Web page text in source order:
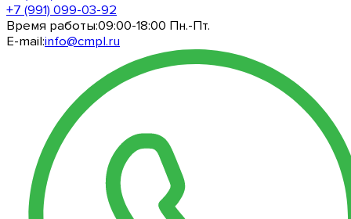
+7 (991) 099-03-92
Время работы:09:00-18:00 Пн.-Пт.
E-mail:info@cmpl.ru